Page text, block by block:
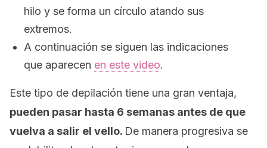
hilo y se forma un círculo atando sus
extremos.
A continuación se siguen las indicaciones
que aparecen en este video.
Este tipo de depilación tiene una gran ventaja,
pueden pasar hasta 6 semanas antes de que
vuelva a salir el vello. De manera progresiva se